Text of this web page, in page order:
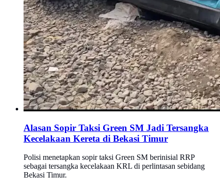
Alasan Sopir Taksi Green SM Jadi Tersangka
Kecelakaan Kereta di Bekasi Timur
Polisi menetapkan sopir taksi Green SM berinisial RRP
sebagai tersangka kecelakaan KRL di perlintasan sebidang
Bekasi Timur.